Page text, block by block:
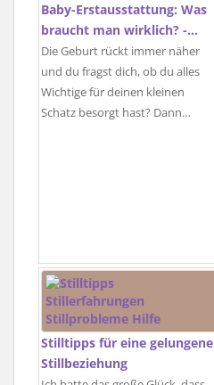
Baby-Erstausstattung: Was
braucht man wirklich? -…
Die Geburt rückt immer näher
und du fragst dich, ob du alles
Wichtige für deinen kleinen
Schatz besorgt hast? Dann…
Stilltipps für eine gelungene
Stillbeziehung